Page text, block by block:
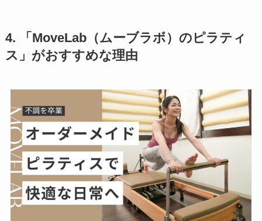
4. 「MoveLab（ムーブラボ）のピラティ
ス」がおすすめな理由